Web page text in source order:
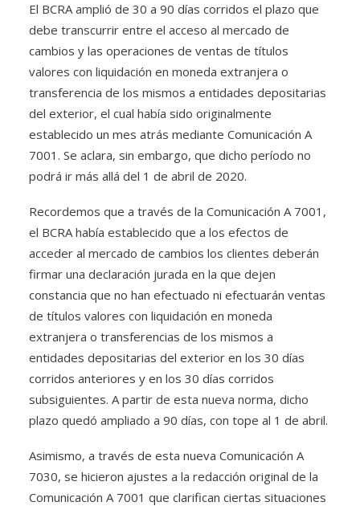
El BCRA amplió de 30 a 90 días corridos el plazo que
debe transcurrir entre el acceso al mercado de
cambios y las operaciones de ventas de títulos
valores con liquidación en moneda extranjera o
transferencia de los mismos a entidades depositarias
del exterior, el cual había sido originalmente
establecido un mes atrás mediante Comunicación A
7001. Se aclara, sin embargo, que dicho período no
podrá ir más allá del 1 de abril de 2020.
Recordemos que a través de la Comunicación A 7001,
el BCRA había establecido que a los efectos de
acceder al mercado de cambios los clientes deberán
firmar una declaración jurada en la que dejen
constancia que no han efectuado ni efectuarán ventas
de títulos valores con liquidación en moneda
extranjera o transferencias de los mismos a
entidades depositarias del exterior en los 30 días
corridos anteriores y en los 30 días corridos
subsiguientes. A partir de esta nueva norma, dicho
plazo quedó ampliado a 90 días, con tope al 1 de abril.
Asimismo, a través de esta nueva Comunicación A
7030, se hicieron ajustes a la redacción original de la
Comunicación A 7001 que clarifican ciertas situaciones